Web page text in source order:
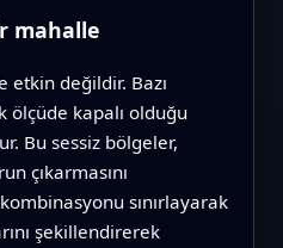
mahalle
etkin değildir. Bazı
ölçüde kapalı olduğu
Bu sessiz bölgeler,
çıkarmasını
sınırlayarak
şekillendirerek